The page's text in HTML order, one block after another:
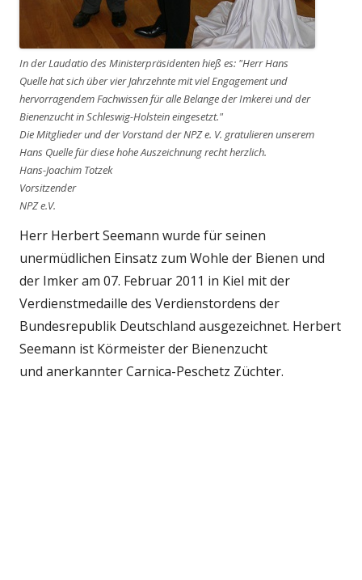
In der Laudatio des Ministerpräsidenten hieß es: "Herr Hans
Quelle hat sich über vier Jahrzehnte mit viel Engagement und
hervorragendem Fachwissen für alle Belange der Imkerei und der
Bienenzucht in Schleswig-Holstein eingesetzt."
Die Mitglieder und der Vorstand der NPZ e. V. gratulieren unserem
Hans Quelle für diese hohe Auszeichnung recht herzlich.
Hans-Joachim Totzek
Vorsitzender
NPZ e.V.
Herr Herbert Seemann wurde für seinen
unermüdlichen Einsatz zum Wohle der Bienen und
der Imker am 07. Februar 2011 in Kiel mit der
Verdienstmedaille des Verdienstordens der
Bundesrepublik Deutschland ausgezeichnet. Herbert
Seemann ist Körmeister der Bienenzucht
und anerkannter Carnica-Peschetz Züchter.